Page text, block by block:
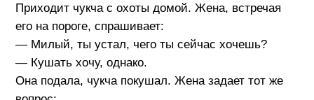
Приходит чукча с охоты домой. Жена, встречая
его на пороге, спрашивает:
— Милый, ты устал, чего ты сейчас хочешь?
— Кушать хочу, однако.
Она подала, чукча покушал. Жена задает тот же